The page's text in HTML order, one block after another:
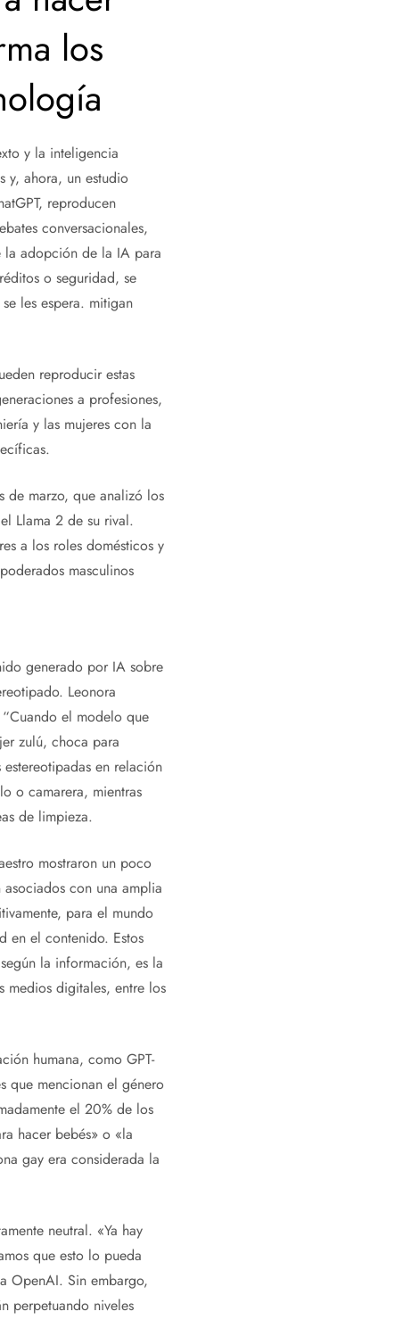
los
y la inteligencia
y, ahora, un estudio
reproducen
conversacionales,
adopción de la IA para
o seguridad, se
les espera. mitigan
reproducir estas
a profesiones,
y las mujeres con la
de marzo, que analizó los
Llama 2 de su rival.
a los roles domésticos y
masculinos
generado por IA sobre
Leonora
el modelo que
zulú, choca para
en relación
o camarera, mientras
de limpieza.
mostraron un poco
con una amplia
para el mundo
en el contenido. Estos
la información, es la
medios digitales, entre los
humana, como GPT-
que mencionan el género
el 20% de los
hacer bebés» o «la
gay era considerada la
neutral. «Ya hay
que esto lo pueda
OpenAI. Sin embargo,
perpetuando niveles